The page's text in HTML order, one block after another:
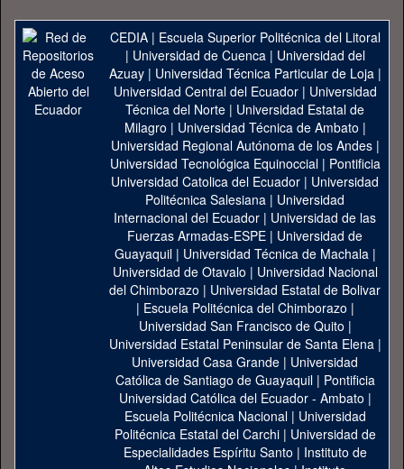
CEDIA| Escuela Superior Politécnica del Litoral
| Universidad de Cuenca| Universidad del
Azuay| Universidad Técnica Particular de Loja|
Universidad Central del Ecuador| Universidad
Técnica del Norte | Universidad Estatal de
Milagro | Universidad Técnica de Ambato |
Universidad Regional Autónoma de los Andes|
Universidad Tecnológica Equinoccial| Pontificia
Universidad Catolica del Ecuador | Universidad
Politécnica Salesiana | Universidad
Internacional del Ecuador | Universidad de las
Fuerzas Armadas-ESPE | Universidad de
Guayaquil| Universidad Técnica de Machala|
Universidad de Otavalo | Universidad Nacional
del Chimborazo | Universidad Estatal de Bolivar
| Escuela Politécnica del Chimborazo |
Universidad San Francisco de Quito |
Universidad Estatal Peninsular de Santa Elena|
Universidad Casa Grande | Universidad
Católica de Santiago de Guayaquil| Pontificia
Universidad Católica del Ecuador - Ambato |
Escuela Politécnica Nacional| Universidad
Politécnica Estatal del Carchi| Universidad de
Especialidades Espíritu Santo | Instituto de